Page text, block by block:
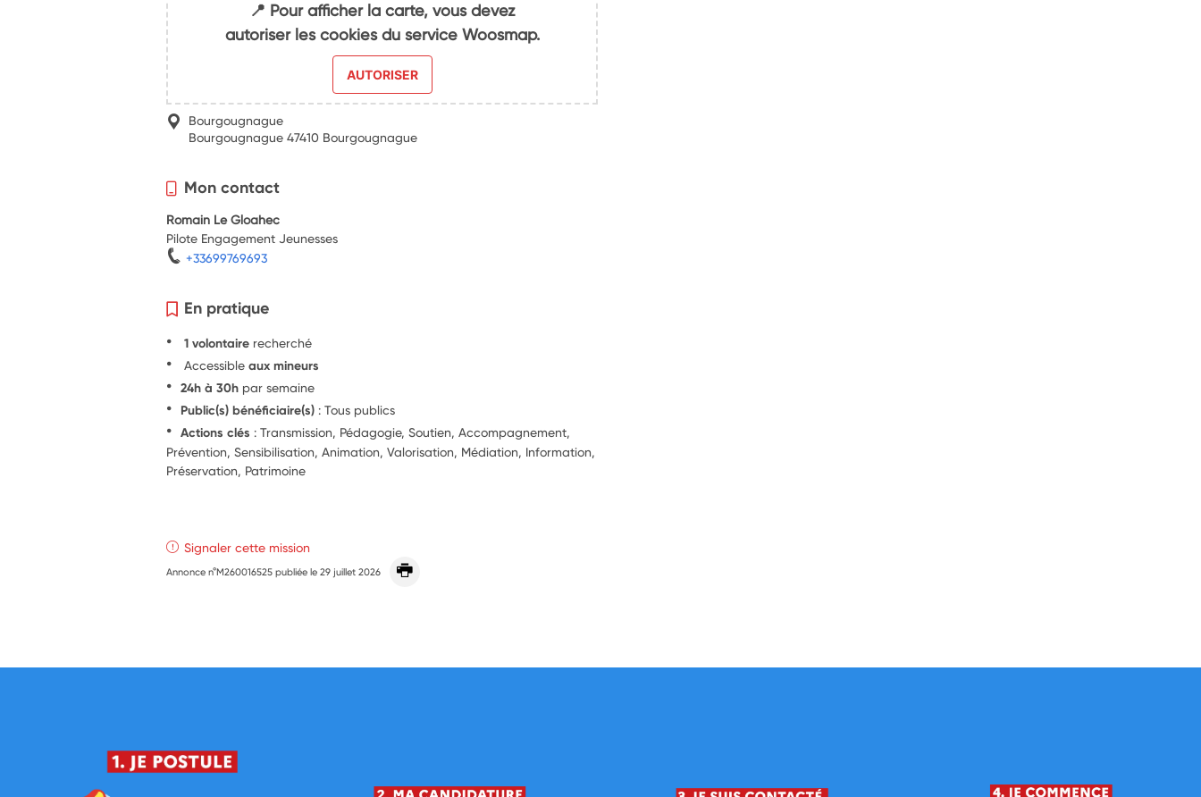
📍 Pour afficher la carte, vous devez
autoriser les cookies du service Woosmap.
AUTORISER
Bourgougnague
Bourgougnague 47410 Bourgougnague
Mon contact
Romain Le Gloahec
Pilote Engagement Jeunesses
+33699769693
En pratique
1 volontaire recherché
Accessibleaux mineurs
24h à 30h par semaine
Public(s) bénéficiaire(s) : Tous publics
Actions clés : Transmission, Pédagogie, Soutien, Accompagnement,
Prévention, Sensibilisation, Animation, Valorisation, Médiation, Information,
Préservation, Patrimoine
Signaler cette mission
Annonce n°M260016525 publiée le29 juillet 2026